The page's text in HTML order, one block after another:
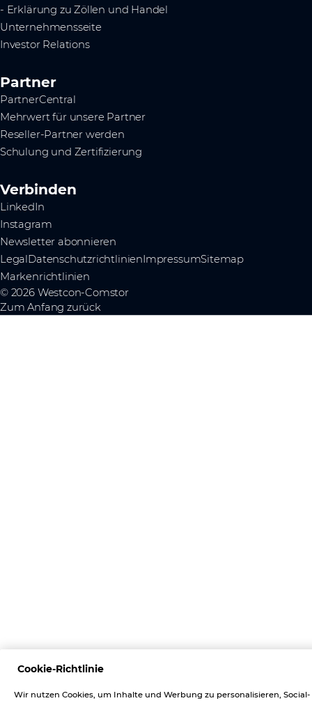
- Erklärung zu Zöllen und Handel
Unternehmensseite
Investor Relations
Partner
PartnerCentral
Mehrwert für unsere Partner
Reseller-Partner werden
Schulung und Zertifizierung
Verbinden
LinkedIn
Instagram
Newsletter abonnieren
LegalDatenschutzrichtlinienImpressumSitemap
Markenrichtlinien
© 2026 Westcon-Comstor
Zum Anfang zurück
Cookie-Richtlinie
Wir nutzen Cookies, um Inhalte und Werbung zu personalisieren, Social-